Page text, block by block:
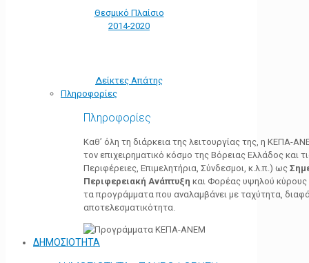
Θεσμικό Πλαίσιο
2014-2020
Δείκτες Απάτης
Πληροφορίες
Πληροφορίες
Καθ’ όλη τη διάρκεια της λειτουργίας της, η ΚΕΠΑ-
τον επιχειρηματικό κόσμο της Βόρειας Ελλάδος και
Περιφέρειες, Επιμελητήρια, Σύνδεσμοι, κ.λ.π.) ως
Περιφερειακή Ανάπτυξη και Φορέας υψηλού κύρους
τα προγράμματα που αναλαμβάνει με ταχύτητα,
αποτελεσματικότητα.
ΔΗΜΟΣΙΟΤΗΤΑ